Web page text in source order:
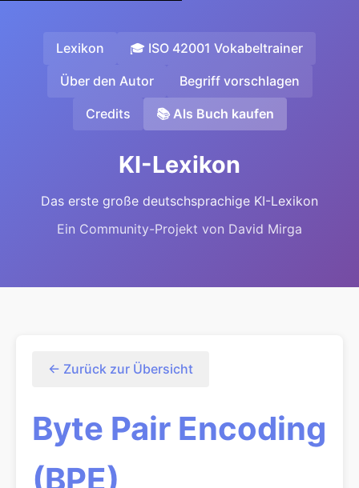
Lexikon 🎓 ISO 42001 Vokabeltrainer
Über den Autor Begriff vorschlagen
Credits 📚 Als Buch kaufen
KI-Lexikon
Das erste große deutschsprachige KI-Lexikon
Ein Community-Projekt von David Mirga
← Zurück zur Übersicht
Byte Pair Encoding
(BPE)